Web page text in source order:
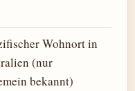
Wohnort in
(nur
bekannt)